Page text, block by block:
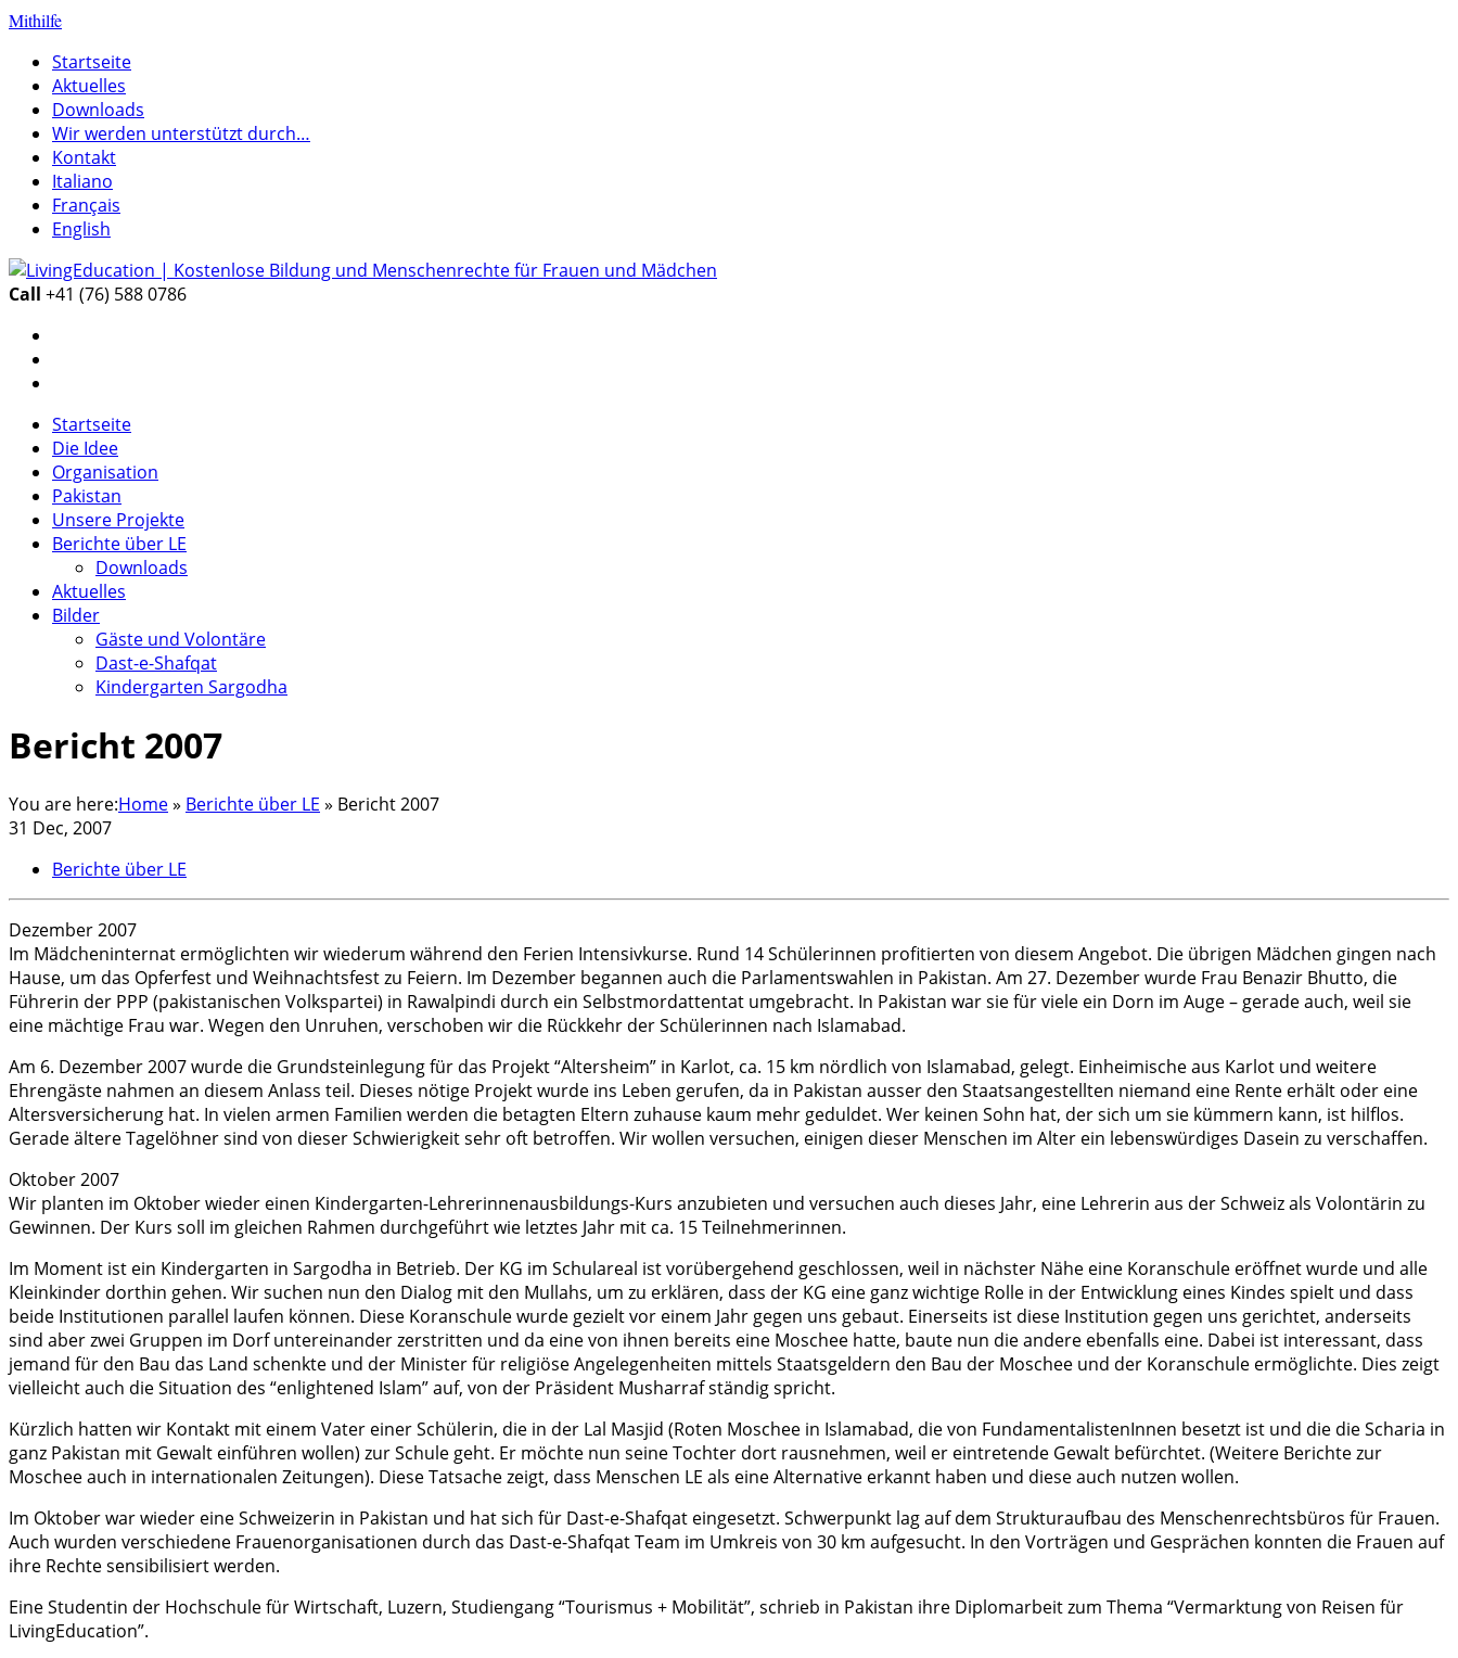
Mithilfe
Startseite
Aktuelles
Downloads
Wir werden unterstützt durch…
Kontakt
Italiano
Français
English
Call +41 (76) 588 0786
Startseite
Die Idee
Organisation
Pakistan
Unsere Projekte
Berichte über LE
Downloads
Aktuelles
Bilder
Gäste und Volontäre
Dast-e-Shafqat
Kindergarten Sargodha
Bericht 2007
You are here:Home» Berichte über LE » Bericht 2007
31 Dec, 2007
Berichte über LE
Dezember 2007
Im Mädcheninternat ermöglichten wir wiederum während den Ferien Intensivkurse. Rund 14 Schülerinnen profitierten von diesem Angebot. Die übrigen Mädchen gingen nach
Hause, um das Opferfest und Weihnachtsfest zu Feiern. Im Dezember begannen auch die Parlamentswahlen in Pakistan. Am 27. Dezember wurde Frau Benazir Bhutto, die
Führerin der PPP (pakistanischen Volkspartei) in Rawalpindi durch ein Selbstmordattentat umgebracht. In Pakistan war sie für viele ein Dorn im Auge – gerade auch, weil sie
eine mächtige Frau war. Wegen den Unruhen, verschoben wir die Rückkehr der Schülerinnen nach Islamabad.
Am 6. Dezember 2007 wurde die Grundsteinlegung für das Projekt “Altersheim” in Karlot, ca. 15 km nördlich von Islamabad, gelegt. Einheimische aus Karlot und weitere
Ehrengäste nahmen an diesem Anlass teil. Dieses nötige Projekt wurde ins Leben gerufen, da in Pakistan ausser den Staatsangestellten niemand eine Rente erhält oder eine
Altersversicherung hat. In vielen armen Familien werden die betagten Eltern zuhause kaum mehr geduldet. Wer keinen Sohn hat, der sich um sie kümmern kann, ist hilflos.
Gerade ältere Tagelöhner sind von dieser Schwierigkeit sehr oft betroffen. Wir wollen versuchen, einigen dieser Menschen im Alter ein lebenswürdiges Dasein zu verschaffen.
Oktober 2007
Wir planten im Oktober wieder einen Kindergarten-Lehrerinnenausbildungs-Kurs anzubieten und versuchen auch dieses Jahr, eine Lehrerin aus der Schweiz als Volontärin zu
Gewinnen. Der Kurs soll im gleichen Rahmen durchgeführt wie letztes Jahr mit ca. 15 Teilnehmerinnen.
Im Moment ist ein Kindergarten in Sargodha in Betrieb. Der KG im Schulareal ist vorübergehend geschlossen, weil in nächster Nähe eine Koranschule eröffnet wurde und alle
Kleinkinder dorthin gehen. Wir suchen nun den Dialog mit den Mullahs, um zu erklären, dass der KG eine ganz wichtige Rolle in der Entwicklung eines Kindes spielt und dass
beide Institutionen parallel laufen können. Diese Koranschule wurde gezielt vor einem Jahr gegen uns gebaut. Einerseits ist diese Institution gegen uns gerichtet, anderseits
sind aber zwei Gruppen im Dorf untereinander zerstritten und da eine von ihnen bereits eine Moschee hatte, baute nun die andere ebenfalls eine. Dabei ist interessant, dass
jemand für den Bau das Land schenkte und der Minister für religiöse Angelegenheiten mittels Staatsgeldern den Bau der Moschee und der Koranschule ermöglichte. Dies zeigt
vielleicht auch die Situation des “enlightened Islam” auf, von der Präsident Musharraf ständig spricht.
Kürzlich hatten wir Kontakt mit einem Vater einer Schülerin, die in der Lal Masjid (Roten Moschee in Islamabad, die von FundamentalistenInnen besetzt ist und die die Scharia in
ganz Pakistan mit Gewalt einführen wollen) zur Schule geht. Er möchte nun seine Tochter dort rausnehmen, weil er eintretende Gewalt befürchtet. (Weitere Berichte zur
Moschee auch in internationalen Zeitungen). Diese Tatsache zeigt, dass Menschen LE als eine Alternative erkannt haben und diese auch nutzen wollen.
Im Oktober war wieder eine Schweizerin in Pakistan und hat sich für Dast-e-Shafqat eingesetzt. Schwerpunkt lag auf dem Strukturaufbau des Menschenrechtsbüros für Frauen.
Auch wurden verschiedene Frauenorganisationen durch das Dast-e-Shafqat Team im Umkreis von 30 km aufgesucht. In den Vorträgen und Gesprächen konnten die Frauen auf
ihre Rechte sensibilisiert werden.
Eine Studentin der Hochschule für Wirtschaft, Luzern, Studiengang “Tourismus + Mobilität”, schrieb in Pakistan ihre Diplomarbeit zum Thema “Vermarktung von Reisen für
LivingEducation”.